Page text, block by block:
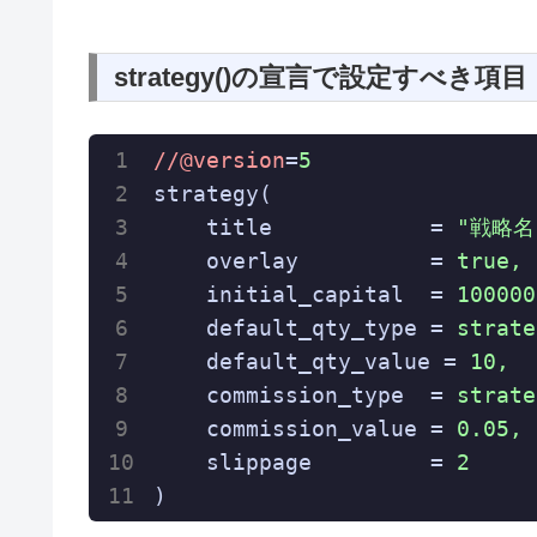
strategy()の宣言で設定すべき項目
//@version=5
strategy(
title
            =
"戦略
overlay
          =
true,
initial_capital
  =
default_qty_type =
default_qty_value = 10,
commission_type
  =
commission_value = 0.05,
slippage
         =
2
)